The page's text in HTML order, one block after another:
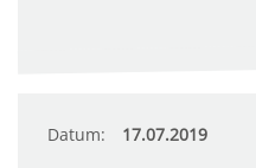
Datum: 17.07.2019